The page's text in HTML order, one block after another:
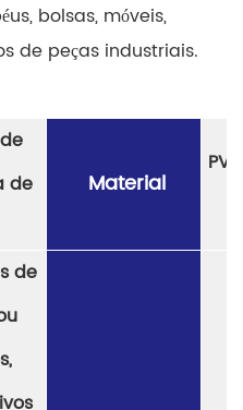
bolsas, móveis,
de peças industriais.
de
Material
de